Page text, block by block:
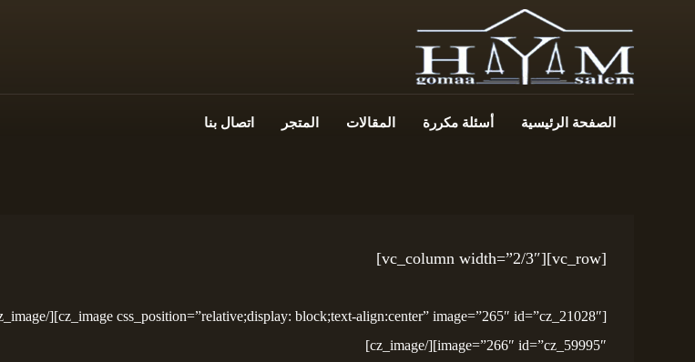
الصفحة الرئيسية أسئلة مكررة المقالات المتجر اتصال بنا
[vc_row][vc_column width=”2/3″]
image=”266″ id=”cz_59995″][/cz_image]